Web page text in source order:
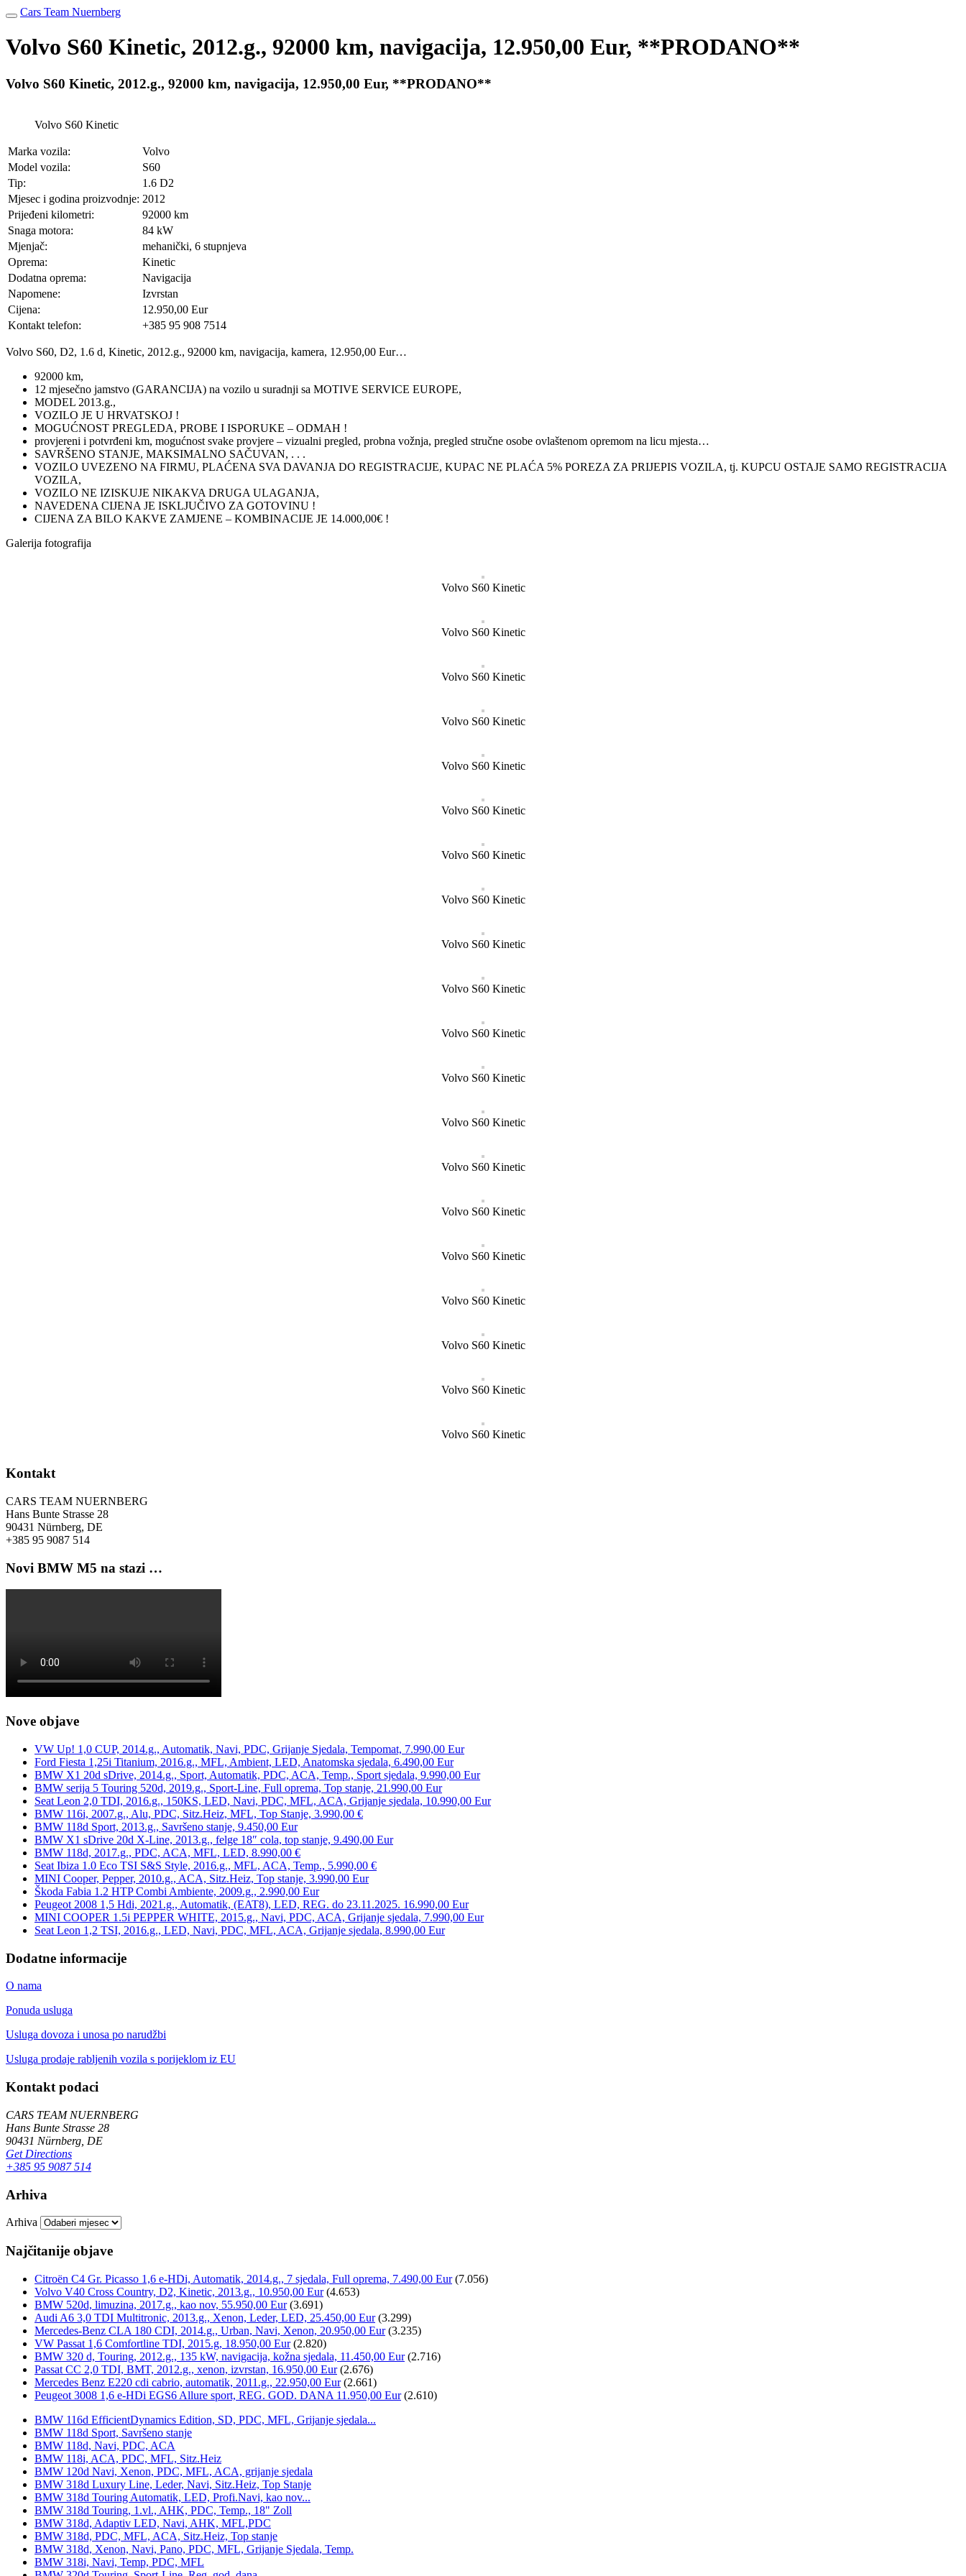
Cars Team Nuernberg
Volvo S60 Kinetic, 2012.g., 92000 km, navigacija, 12.950,00 Eur, **PRODANO**
Volvo S60 Kinetic, 2012.g., 92000 km, navigacija, 12.950,00 Eur, **PRODANO**
Volvo S60 Kinetic
Marka vozila:
Volvo
Model vozila:
S60
Tip:
1.6 D2
Mjesec i godina proizvodnje: 2012
Prijeđeni kilometri:
92000 km
Snaga motora:
84 kW
Mjenjač:
mehanički, 6 stupnjeva
Oprema:
Kinetic
Dodatna oprema:
Navigacija
Napomene:
Izvrstan
Cijena:
12.950,00 Eur
Kontakt telefon:
+385 95 908 7514
Volvo S60, D2, 1.6 d, Kinetic, 2012.g., 92000 km, navigacija, kamera, 12.950,00 Eur…
92000 km,
12 mjesečno jamstvo (GARANCIJA) na vozilo u suradnji sa MOTIVE SERVICE EUROPE,
MODEL 2013.g.,
VOZILO JE U HRVATSKOJ !
MOGUĆNOST PREGLEDA, PROBE I ISPORUKE – ODMAH !
provjereni i potvrđeni km, mogućnost svake provjere – vizualni pregled, probna vožnja, pregled stručne osobe ovlaštenom opremom na licu mjesta…
SAVRŠENO STANJE, MAKSIMALNO SAČUVAN, . . .
VOZILO UVEZENO NA FIRMU, PLAĆENA SVA DAVANJA DO REGISTRACIJE, KUPAC NE PLAĆA 5% POREZA ZA PRIJEPIS VOZILA, tj. KUPCU OSTAJE SAMO REGISTRACIJA
VOZILA,
VOZILO NE IZISKUJE NIKAKVA DRUGA ULAGANJA,
NAVEDENA CIJENA JE ISKLJUČIVO ZA GOTOVINU !
CIJENA ZA BILO KAKVE ZAMJENE – KOMBINACIJE JE 14.000,00€ !
Galerija fotografija
Volvo S60 Kinetic
Volvo S60 Kinetic
Volvo S60 Kinetic
Volvo S60 Kinetic
Volvo S60 Kinetic
Volvo S60 Kinetic
Volvo S60 Kinetic
Volvo S60 Kinetic
Volvo S60 Kinetic
Volvo S60 Kinetic
Volvo S60 Kinetic
Volvo S60 Kinetic
Volvo S60 Kinetic
Volvo S60 Kinetic
Volvo S60 Kinetic
Volvo S60 Kinetic
Volvo S60 Kinetic
Volvo S60 Kinetic
Volvo S60 Kinetic
Volvo S60 Kinetic
Kontakt
CARS TEAM NUERNBERG
Hans Bunte Strasse 28
90431 Nürnberg, DE
+385 95 9087 514
Novi BMW M5 na stazi …
Nove objave
VW Up! 1,0 CUP, 2014.g., Automatik, Navi, PDC, Grijanje Sjedala, Tempomat, 7.990,00 Eur
Ford Fiesta 1,25i Titanium, 2016.g., MFL, Ambient, LED, Anatomska sjedala, 6.490,00 Eur
BMW X1 20d sDrive, 2014.g., Sport, Automatik, PDC, ACA, Temp., Sport sjedala, 9.990,00 Eur
BMW serija 5 Touring 520d, 2019.g., Sport-Line, Full oprema, Top stanje, 21.990,00 Eur
Seat Leon 2,0 TDI, 2016.g., 150KS, LED, Navi, PDC, MFL, ACA, Grijanje sjedala, 10.990,00 Eur
BMW 116i, 2007.g., Alu, PDC, Sitz.Heiz, MFL, Top Stanje, 3.990,00 €
BMW 118d Sport, 2013.g., Savršeno stanje, 9.450,00 Eur
BMW X1 sDrive 20d X-Line, 2013.g., felge 18″ cola, top stanje, 9.490,00 Eur
BMW 118d, 2017.g., PDC, ACA, MFL, LED, 8.990,00 €
Seat Ibiza 1.0 Eco TSI S&S Style, 2016.g., MFL, ACA, Temp., 5.990,00 €
MINI Cooper, Pepper, 2010.g., ACA, Sitz.Heiz, Top stanje, 3.990,00 Eur
Škoda Fabia 1.2 HTP Combi Ambiente, 2009.g., 2.990,00 Eur
Peugeot 2008 1,5 Hdi, 2021.g., Automatik, (EAT8), LED, REG. do 23.11.2025. 16.990,00 Eur
MINI COOPER 1.5i PEPPER WHITE, 2015.g., Navi, PDC, ACA, Grijanje sjedala, 7.990,00 Eur
Seat Leon 1,2 TSI, 2016.g., LED, Navi, PDC, MFL, ACA, Grijanje sjedala, 8.990,00 Eur
Dodatne informacije
O nama
Ponuda usluga
Usluga dovoza i unosa po narudžbi
Usluga prodaje rabljenih vozila s porijeklom iz EU
Kontakt podaci
CARS TEAM NUERNBERG
Hans Bunte Strasse 28
90431 Nürnberg, DE
Get Directions
+385 95 9087 514
Arhiva
Arhiva
Najčitanije objave
Citroën C4 Gr. Picasso 1,6 e-HDi, Automatik, 2014.g., 7 sjedala, Full oprema, 7.490,00 Eur (7.056)
Volvo V40 Cross Country, D2, Kinetic, 2013.g., 10.950,00 Eur (4.653)
BMW 520d, limuzina, 2017.g., kao nov, 55.950,00 Eur (3.691)
Audi A6 3,0 TDI Multitronic, 2013.g., Xenon, Leder, LED, 25.450,00 Eur (3.299)
Mercedes-Benz CLA 180 CDI, 2014.g., Urban, Navi, Xenon, 20.950,00 Eur (3.235)
VW Passat 1,6 Comfortline TDI, 2015.g, 18.950,00 Eur (2.820)
BMW 320 d, Touring, 2012.g., 135 kW, navigacija, kožna sjedala, 11.450,00 Eur (2.716)
Passat CC 2,0 TDI, BMT, 2012.g., xenon, izvrstan, 16.950,00 Eur (2.676)
Mercedes Benz E220 cdi cabrio, automatik, 2011.g., 22.950,00 Eur (2.661)
Peugeot 3008 1,6 e-HDi EGS6 Allure sport, REG. GOD. DANA 11.950,00 Eur (2.610)
BMW 116d EfficientDynamics Edition, SD, PDC, MFL, Grijanje sjedala...
BMW 118d Sport, Savršeno stanje
BMW 118d, Navi, PDC, ACA
BMW 118i, ACA, PDC, MFL, Sitz.Heiz
BMW 120d Navi, Xenon, PDC, MFL, ACA, grijanje sjedala
BMW 318d Luxury Line, Leder, Navi, Sitz.Heiz, Top Stanje
BMW 318d Touring Automatik, LED, Profi.Navi, kao nov...
BMW 318d Touring, 1.vl., AHK, PDC, Temp., 18" Zoll
BMW 318d, Adaptiv LED, Navi, AHK, MFL,PDC
BMW 318d, PDC, MFL, ACA, Sitz.Heiz, Top stanje
BMW 318d, Xenon, Navi, Pano, PDC, MFL, Grijanje Sjedala, Temp.
BMW 318i, Navi, Temp, PDC, MFL